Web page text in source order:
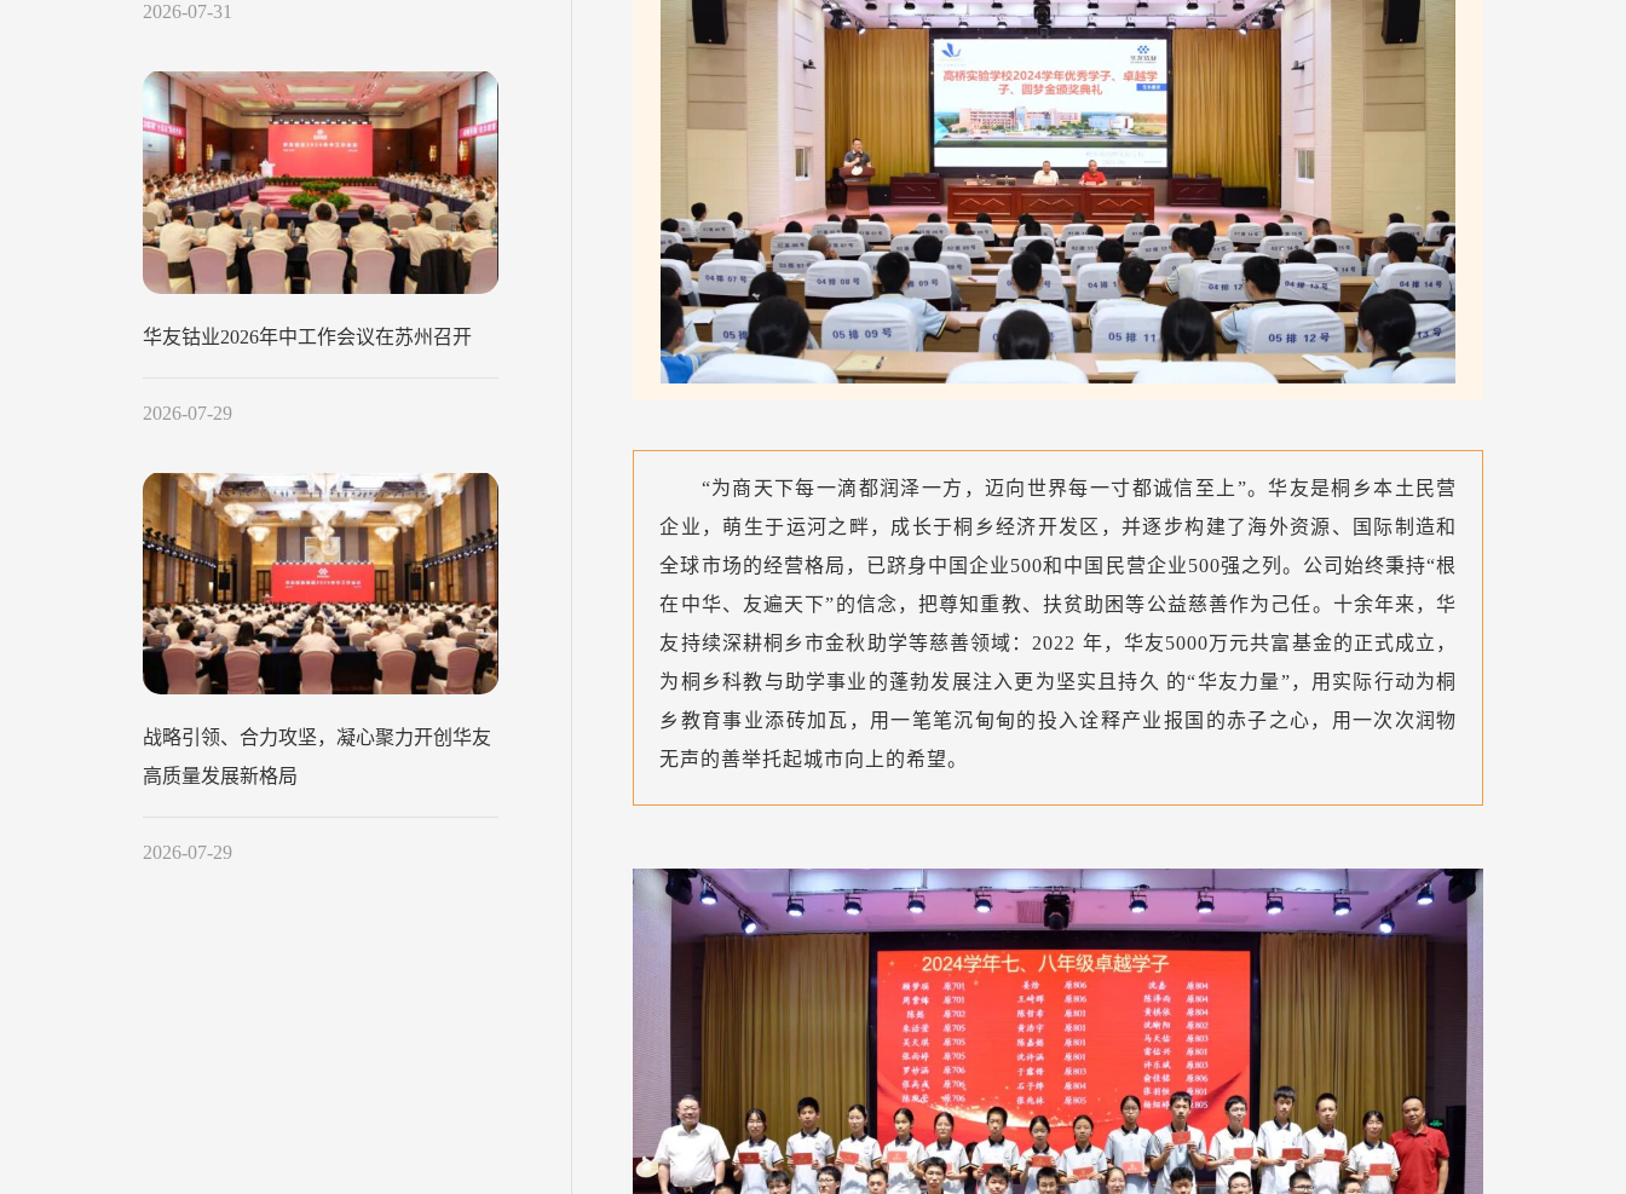
2026-07-31
华友钴业2026年中工作会议在苏州召开
2026-07-29
战略引领、合力攻坚，凝心聚力开创华友
高质量发展新格局
2026-07-29
“为商天下每一滴都润泽一方，迈向世界每一寸都诚信至上”。华友是桐乡本土民营
企业，萌生于运河之畔，成长于桐乡经济开发区，并逐步构建了海外资源、国际制造和
全球市场的经营格局，已跻身中国企业500和中国民营企业500强之列。公司始终秉持“根
在中华、友遍天下”的信念，把尊知重教、扶贫助困等公益慈善作为己任。十余年来，华
友持续深耕桐乡市金秋助学等慈善领域：2022 年，华友5000万元共富基金的正式成立，
为桐乡科教与助学事业的蓬勃发展注入更为坚实且持久 的“华友力量”，用实际行动为桐
乡教育事业添砖加瓦， 用一笔笔沉甸甸的投入诠释产业报国的赤子之心，用一次次润物
无声的善举托起城市向上的希望。